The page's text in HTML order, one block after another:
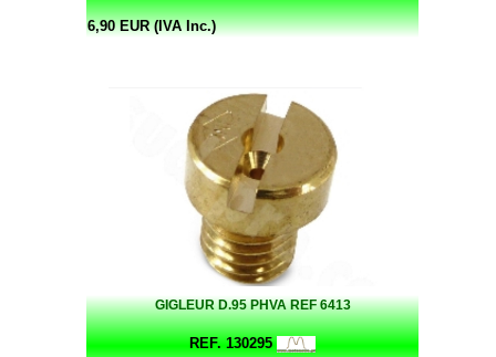
6,90 EUR (IVA Inc.)
GIGLEUR D.95 PHVA REF 6413
REF. 130295